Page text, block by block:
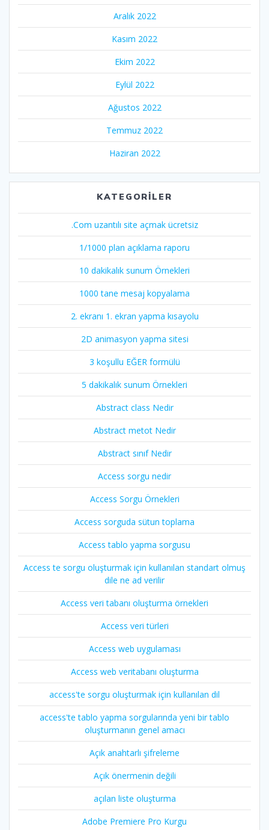
Aralık 2022
Kasım 2022
Ekim 2022
Eylül 2022
Ağustos 2022
Temmuz 2022
Haziran 2022
KATEGORILER
.Com uzantılı site açmak ücretsiz
1/1000 plan açıklama raporu
10 dakikalık sunum Örnekleri
1000 tane mesaj kopyalama
2. ekranı 1. ekran yapma kısayolu
2D animasyon yapma sitesi
3 koşullu EĞER formülü
5 dakikalık sunum Örnekleri
Abstract class Nedir
Abstract metot Nedir
Abstract sınıf Nedir
Access sorgu nedir
Access Sorgu Örnekleri
Access sorguda sütun toplama
Access tablo yapma sorgusu
Access te sorgu oluşturmak için kullanılan standart olmuş
dile ne ad verilir
Access veri tabanı oluşturma örnekleri
Access veri türleri
Access web uygulaması
Access web veritabanı oluşturma
access'te sorgu oluşturmak için kullanılan dil
access'te tablo yapma sorgularında yeni bir tablo
oluşturmanın genel amacı
Açık anahtarlı şifreleme
Açık önermenin değili
açılan liste oluşturma
Adobe Premiere Pro Kurgu